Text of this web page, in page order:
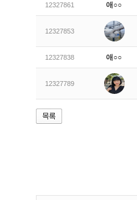
12327861 애○○
12327853
12327838 애○○
12327789